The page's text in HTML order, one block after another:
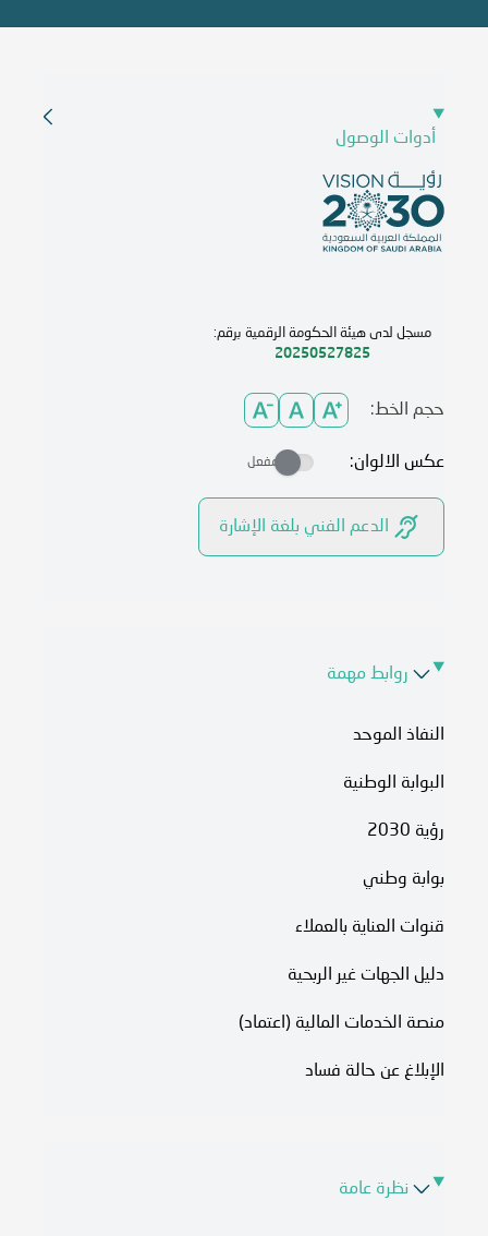
أدوات الوصول
مسجل لدى هيئة الحكومة الرقمية برقم:
20250527825
حجم الخط:
عكس الالوان: مفعل
الدعم الفني بلغة الإشارة
روابط مهمة
النفاذ الموحد
البوابة الوطنية
رؤية 2030
بوابة وطني
قنوات العناية بالعملاء
دليل الجهات غير الربحية
منصة الخدمات المالية (اعتماد)
الإبلاغ عن حالة فساد
نظرة عامة